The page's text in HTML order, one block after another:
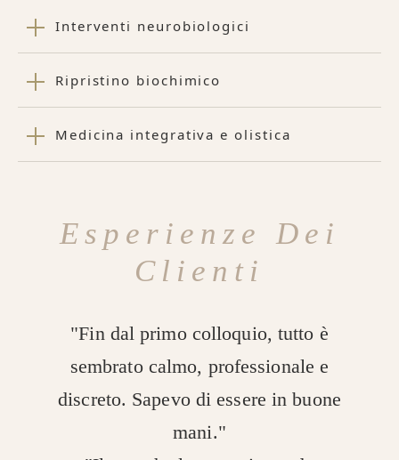
Interventi neurobiologici
Ripristino biochimico
Medicina integrativa e olistica
Esperienze Dei
Clienti
"Fin dal primo colloquio, tutto è
sembrato calmo, professionale e
discreto. Sapevo di essere in buone
mani."